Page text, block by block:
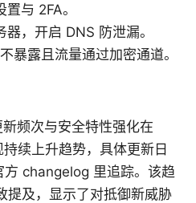
与 2FA。
，开启 DNS 防泄漏。
暴露且流量通过加密通道。
频次与安全特性强化在
续上升趋势，具体更新日
changelog 里追踪。该趋
提及，显示了对抵御新威胁